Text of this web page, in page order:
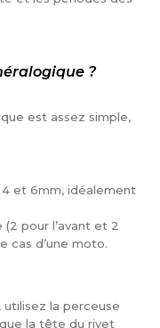
?
est assez simple,
et 6mm, idéalement
(2 pour l’avant et 2
cas d’une moto.
utilisez la perceuse
que la tête du rivet